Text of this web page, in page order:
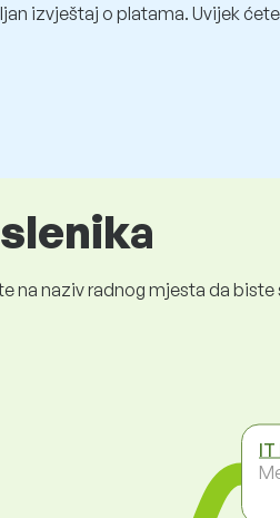
izvještaj o platama. Uvijek
na naziv radnog mjesta da
IT